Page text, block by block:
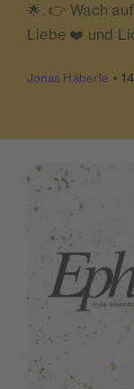
spenden
login
🌟. 👉 Wach
Liebe ❤️ und
Jonas Häberle •